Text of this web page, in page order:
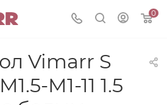
0
Vimarr S
M1-11 1.5